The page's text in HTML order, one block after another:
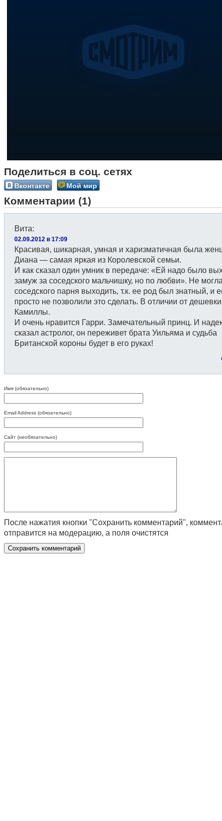
Поделиться в соц. сетях
Вконтакте Мой мир
Комментарии (1)
Вита:
02.09.2012 в 17:09
Красивая, шикарная, умная и харизматичная была
Диана — самая яркая из Королевской семьи.
И как сказал один умник в передаче: «Ей надо было
замуж за соседского мальчишку, но по любви». Не
соседского парня выходить, т.к. ее род был знатный, и
просто не позволили это сделать. В отличии от дешевки
Камиллы.
И очень нравится Гарри. Замечательный принц. И
сказал астролог, он переживет брата Уильяма и судьба
Британской короны будет в его руках!
Имя (обязательно)
Email Address (обязательно)
Сайт (необязательно)
После нажатия кнопки "Сохранить комментарий",
отправится на модерацию, а поля очистятся